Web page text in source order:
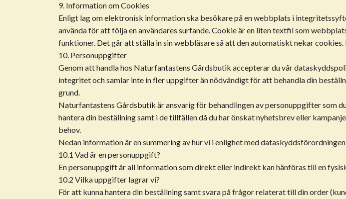
9. Information om Cookies
Enligt lag om elektronisk information ska besökare på en webbplats i
använda för att följa en användares surfande. Cookie är en liten textfil som
funktioner. Det går att ställa in sin webbläsare så att den automatiskt nekar
10. Personuppgifter
Genom att handla hos Naturfantastens Gårdsbutik accepterar du vår
integritet och samlar inte in fler uppgifter än nödvändigt för att behandla din
grund.
Naturfantastens Gårdsbutik är ansvarig för behandlingen av personuppgifter som
hantera din beställning samt i de tillfällen då du har önskat nyhetsbrev eller
behov.
Nedan information är en summering av hur vi i enlighet med
10.1 Vad är en personuppgift?
En personuppgift är all information som direkt eller indirekt kan hänföras till en
10.2 Vilka uppgifter lagrar vi?
För att kunna hantera din beställning samt svara på frågor relaterat till din order